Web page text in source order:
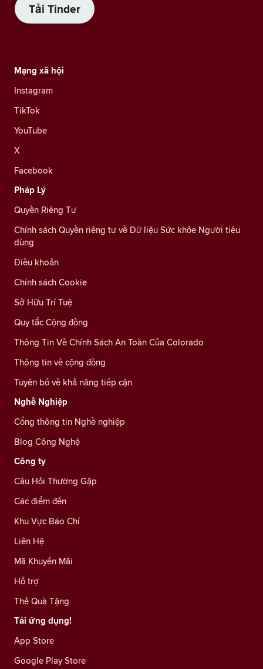
Tải Tinder
Mạng xã hội
Instagram
TikTok
YouTube
X
Facebook
Pháp Lý
Quyền Riêng Tư
Chính sách Quyền riêng tư về Dữ liệu Sức khỏe Người tiêu
dùng
Điều khoản
Chính sách Cookie
Sở Hữu Trí Tuệ
Quy tắc Cộng đồng
Thông Tin Về Chính Sách An Toàn Của Colorado
Thông tin về cộng đồng
Tuyên bố về khả năng tiếp cận
Nghề Nghiệp
Cổng thông tin Nghề nghiệp
Blog Công Nghệ
Công ty
Câu Hỏi Thường Gặp
Các điểm đến
Khu Vực Báo Chí
Liên Hệ
Mã Khuyến Mãi
Hỗ trợ
Thẻ Quà Tặng
Tải ứng dụng!
App Store
Google Play Store